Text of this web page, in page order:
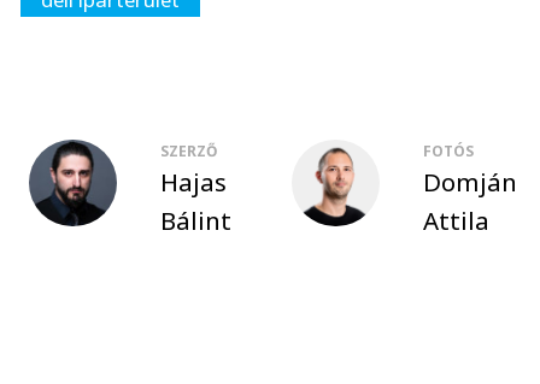
SZERZŐ
Hajas
Bálint
FOTÓS
Domján
Attila